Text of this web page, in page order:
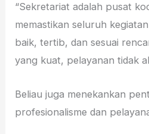
“Sekretariat adalah pusat
memastikan seluruh
baik, tertib, dan sesuai
yang kuat, pelayanan tidak
Beliau juga menekankan
profesionalisme dan